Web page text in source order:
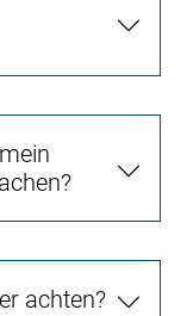
achten?